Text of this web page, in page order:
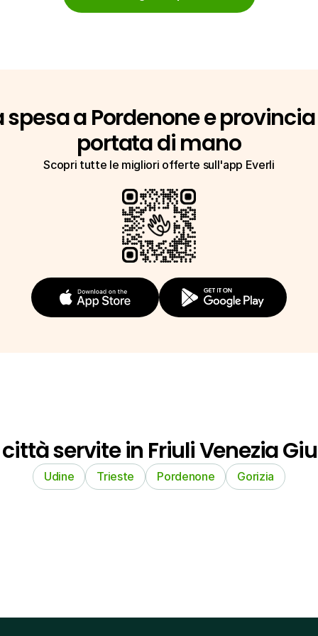
spesa a Pordenone e
portata di mano
Scopri tutte le migliori offerte sull'app Everli
città servite in Friuli Venezia
Udine Trieste Pordenone Gorizia